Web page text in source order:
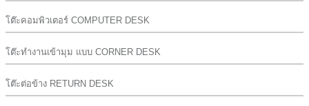
โต๊ะคอมพิวเตอร์ COMPUTER DESK
โต๊ะทำงานเข้ามุม แบบ CORNER DESK
โต๊ะต่อข้าง RETURN DESK